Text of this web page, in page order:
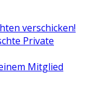
verschicken!
Private
Mitglied